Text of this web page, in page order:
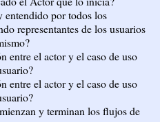
entendido por todos los
representantes de los usuarios
entre el actor y el caso de uso
entre el actor y el caso de uso
y terminan los flujos de